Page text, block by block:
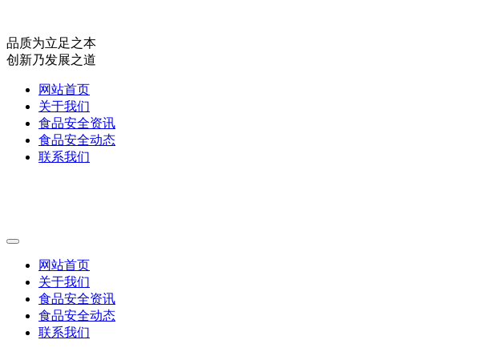
品质为立足之本
创新乃发展之道
网站首页
关于我们
食品安全资讯
食品安全动态
联系我们
网站首页
关于我们
食品安全资讯
食品安全动态
联系我们